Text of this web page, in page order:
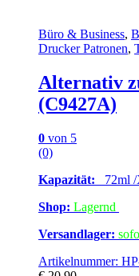
Büro & Business,
Drucker Patronen,
Alternativ
(C9427A)
0 von 5
(0)
Kapazität: 72ml /
Shop: Lagernd
Versandlager:
Artikelnummer: